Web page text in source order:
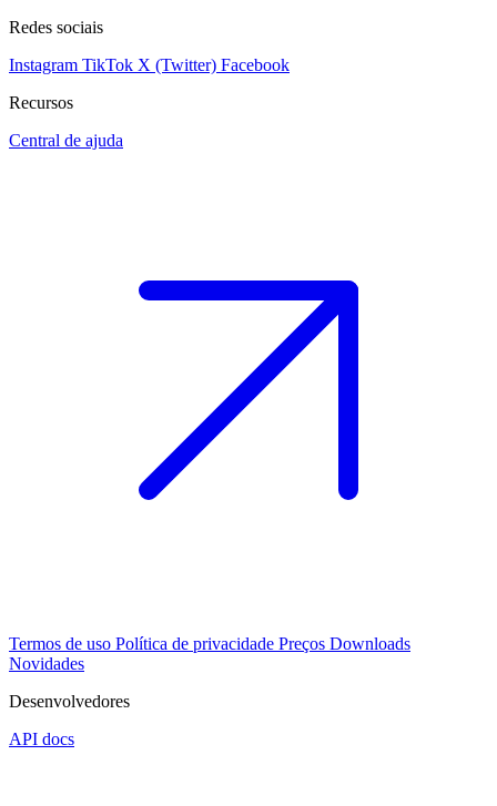
Redes sociais
Instagram TikTok X (Twitter) Facebook
Recursos
Central de ajuda
Termos de uso Política de privacidade Preços Downloads
Novidades
Desenvolvedores
API docs